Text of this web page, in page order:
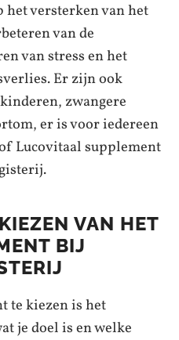
versterken van het
van de
van stress en het
Er zijn ook
zwangere
er is voor iedereen
Lucovitaal supplement
VAN HET
BIJ
te kiezen is het
je doel is en welke